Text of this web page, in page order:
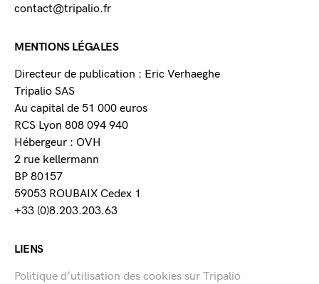
contact@tripalio.fr
MENTIONS LÉGALES
Directeur de publication : Eric Verhaeghe
Tripalio SAS
Au capital de 51 000 euros
RCS Lyon 808 094 940
Hébergeur : OVH
2 rue kellermann
BP 80157
59053 ROUBAIX Cedex 1
+33 (0)8.203.203.63
LIENS
Politique d’utilisation des cookies sur Tripalio